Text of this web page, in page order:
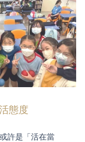
態度
許是「活在當